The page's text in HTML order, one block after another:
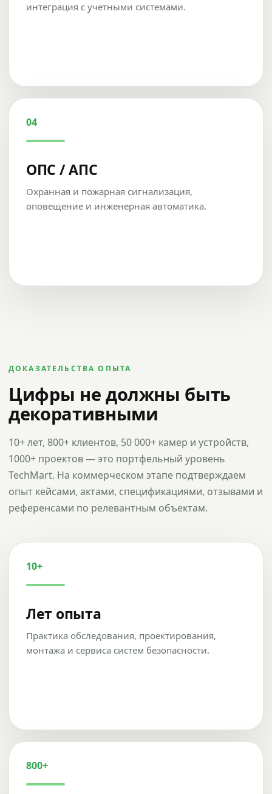
интеграция с учетными системами.
04
ОПС / АПС
Охранная и пожарная сигнализация,
оповещение и инженерная автоматика.
ДОКАЗАТЕЛЬСТВА ОПЫТА
Цифры не должны быть
декоративными
10+ лет, 800+ клиентов, 50 000+ камер и устройств,
1000+ проектов — это портфельный уровень
TechMart. На коммерческом этапе подтверждаем
опыт кейсами, актами, спецификациями, отзывами и
референсами по релевантным объектам.
10+
Лет опыта
Практика обследования, проектирования,
монтажа и сервиса систем безопасности.
800+